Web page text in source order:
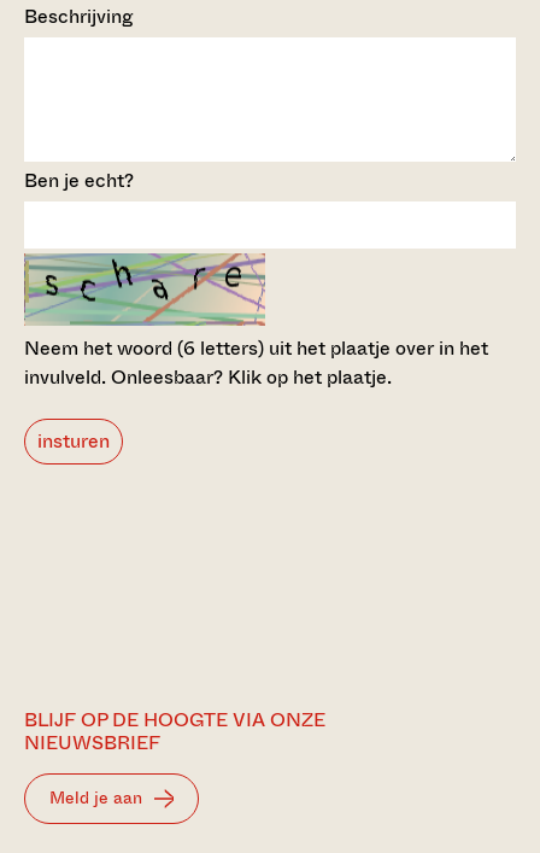
Beschrijving
Ben je echt?
Neem het woord (6 letters) uit het plaatje over in het
invulveld.Onleesbaar? Klik op het plaatje.
insturen
BLIJF OP DE HOOGTE VIA ONZE
NIEUWSBRIEF
Meld je aan